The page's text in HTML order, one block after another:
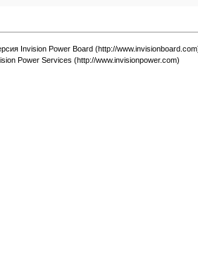
Invision Power Board (http://
Power Services (http://www.invisionpower.com)